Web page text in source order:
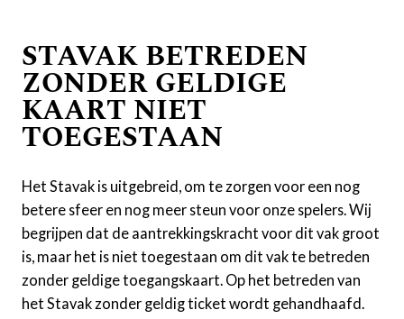
STAVAK BETREDEN
ZONDER GELDIGE
KAART NIET
TOEGESTAAN
Het Stavak is uitgebreid, om te zorgen voor een nog
betere sfeer en nog meer steun voor onze spelers. Wij
begrijpen dat de aantrekkingskracht voor dit vak groot
is, maar het is niet toegestaan om dit vak te betreden
zonder geldige toegangskaart. Op het betreden van
het Stavak zonder geldig ticket wordt gehandhaafd.